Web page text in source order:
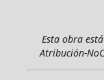
Esta obra
Atribución-